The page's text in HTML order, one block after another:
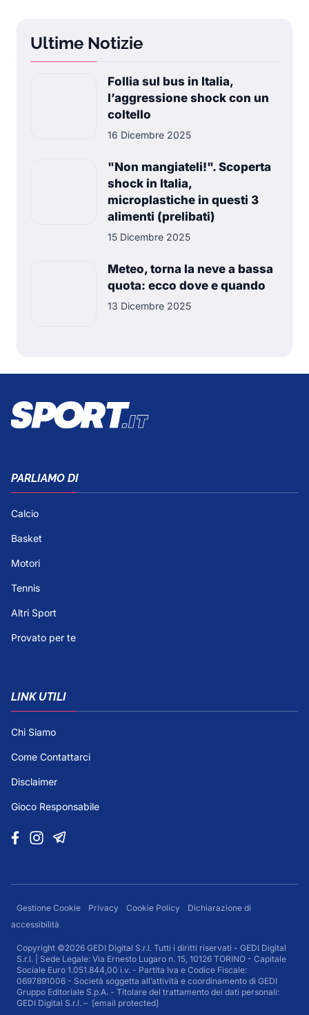
Ultime Notizie
Follia sul bus in Italia,
l’aggressione shock con un
coltello
16 Dicembre 2025
"Non mangiateli!". Scoperta
shock in Italia,
microplastiche in questi 3
alimenti (prelibati)
15 Dicembre 2025
Meteo, torna la neve a bassa
quota: ecco dove e quando
13 Dicembre 2025
PARLIAMO DI
Calcio
Basket
Motori
Tennis
Altri Sport
Provato per te
LINK UTILI
Chi Siamo
Come Contattarci
Disclaimer
Gioco Responsabile
Gestione Cookie Privacy Cookie Policy
Dichiarazione di
accessibilità
Copyright ©2026 GEDI Digital S.r.l. Tutti i diritti riservati - GEDI Digital
S.r.l. | Sede Legale: Via Ernesto Lugaro n. 15, 10126 TORINO - Capitale
Sociale Euro 1.051.844,00 i.v. - Partita Iva e Codice Fiscale:
0697891006 - Società soggetta all’attività e coordinamento di GEDI
Gruppo Editoriale S.p.A. - Titolare del trattamento dei dati personali:
GEDI Digital S.r.l. – [email protected]